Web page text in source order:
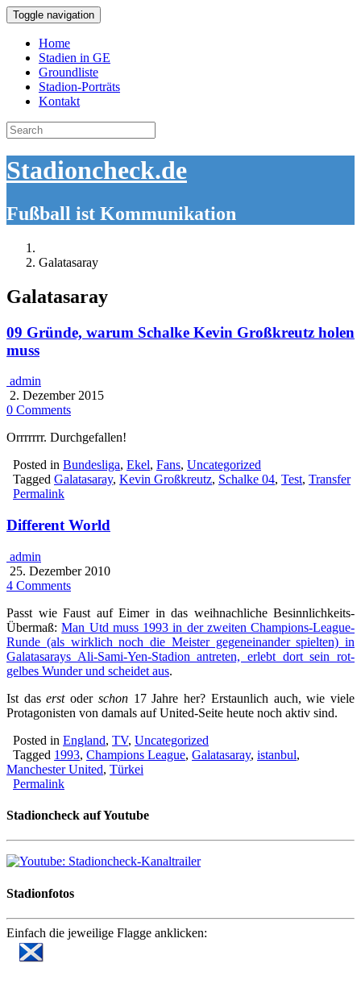
Toggle navigation
Home
Stadien in GE
Groundliste
Stadion-Porträts
Kontakt
Search
for:
Stadioncheck.de
Fußball ist Kommunikation
Galatasaray
Galatasaray
09 Gründe, warum Schalke Kevin Großkreutz holen
muss
admin
2. Dezember 2015
0 Comments
Orrrrrrr. Durchgefallen!
Posted in Bundesliga, Ekel, Fans, Uncategorized
Tagged Galatasaray, Kevin Großkreutz, Schalke 04, Test, Transfer
Permalink
Different World
admin
25. Dezember 2010
4 Comments
Passt wie Faust auf Eimer in das weihnachliche Besinnlichkeits-
Übermaß:Man Utd muss 1993 in der zweiten Champions-League-
Runde (als wirklich noch die Meister gegeneinander spielten) in
Galatasarays Ali-Sami-Yen-Stadion antreten, erlebt dort sein rot-
gelbes Wunder und scheidet aus.
Ist daserstoder schon17 Jahre her? Erstaunlich auch, wie viele
Protagonisten von damals auf United-Seite heute noch aktiv sind.
Posted in England, TV, Uncategorized
Tagged 1993, Champions League, Galatasaray, istanbul,
Manchester United, Türkei
Permalink
Stadioncheck auf Youtube
Stadionfotos
Einfach die jeweilige Flagge anklicken: